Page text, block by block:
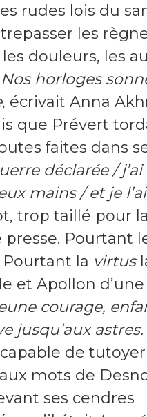
rudes lois du
les
douleurs, les
Nos horloges
, écrivait Anna
que Prévert
faites dans
déclarée /
mains / et je l’ai
trop taillé pour
Pourtant
Pourtant la virtus
et Apollon
courage,
jusqu’aux astres.
de
mots de
ses cendres